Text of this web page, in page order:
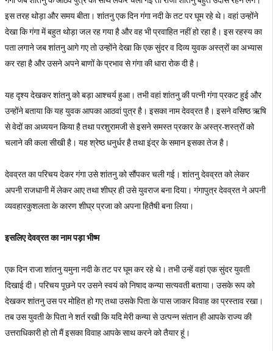
इस तरह थोड़ा और समय बीता। शांतनु एक दिन गंगा नदी के तट पर घूम रहे थे। वहां उन्होंने
देखा कि गंगा में बहुत थोड़ा जल रह गया है और वह भी प्रवाहित नहीं हो रहा है। इस रहस्य का
पता लगाने जब शांतनु आगे गए तो उन्होंने देखा कि एक सुंदर व दिव्य युवक अस्त्रों का अभ्यास
कर रहा है और उसने अपने बाणों के प्रभाव से गंगा की धारा रोक दी है।
यह दृश्य देखकर शांतनु को बड़ा आश्चर्य हुआ। तभी वहां शांतनु की पत्नी गंगा प्रकट हुई और
उन्होंने बताया कि यह युवक आपका आठवां पुत्र है। इसका नाम देवव्रत है। इसने वसिष्ठ ऋषि
से वेदों का अध्ययन किया है तथा परशुरामजी से इसने समस्त प्रकार के अस्त्र-शस्त्रों को
चलाने की कला सीखी है। यह श्रेष्ठ धनुर्धर है तथा इंद्र के समान इसका तेज है।
देवव्रत का परिचय देकर गंगा उसे शांतनु को सौंपकर चली गई। शांतनु देवव्रत को लेकर
अपनी राजधानी में लेकर आए तथा शीघ्र ही उसे युवराज बना दिया। गंगापुत्र देवव्रत ने अपनी
व्यवहारकुशलता के कारण शीघ्र प्रजा को अपना हितैषी बना लिया।
इसलिए देवव्रत का नाम पड़ा भीष्म
एक दिन राजा शांतनु यमुना नदी के तट पर घूम कर रहे थे। तभी उन्हें वहां एक सुंदर युवती
दिखाई दी। परिचय पूछने पर उसने स्वयं को निषाद कन्या सत्यवती बताया। उसके रूप को
देखकर शांतनु उस पर मोहित हो गए तथा उसके पिता के पास जाकर विवाह का प्रस्ताव रखा।
तब उस युवती के पिता ने शर्त रखी कि यदि मेरी कन्या से उत्पन्न संतान ही आपके राज्य की
उत्तराधिकारी हो तो मैं इसका विवाह आपके साथ करने को तैयार हूं।